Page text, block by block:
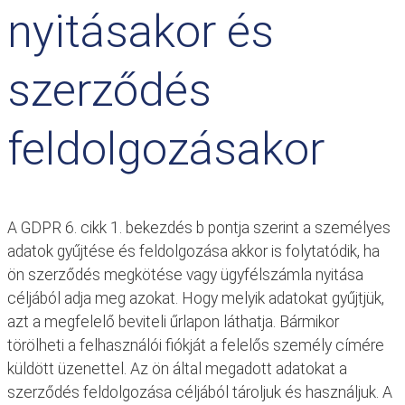
nyitásakor és
szerződés
feldolgozásakor
A GDPR 6. cikk 1. bekezdés b pontja szerint a személyes
adatok gyűjtése és feldolgozása akkor is folytatódik, ha
ön szerződés megkötése vagy ügyfélszámla nyitása
céljából adja meg azokat. Hogy melyik adatokat gyűjtjük,
azt a megfelelő beviteli űrlapon láthatja. Bármikor
törölheti a felhasználói fiókját a felelős személy címére
küldött üzenettel. Az ön által megadott adatokat a
szerződés feldolgozása céljából tároljuk és használjuk. A